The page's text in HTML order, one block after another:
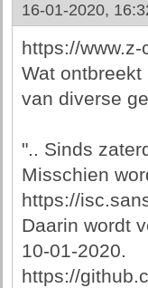
16-01-2020,
https://
Wat
van diverse
".. Sinds
Misschien
https://
Daarin wordt
10-01-2020.
https://